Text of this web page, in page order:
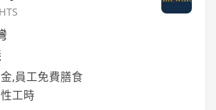
,員工免費膳食
工時